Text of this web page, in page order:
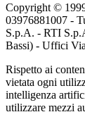
Copyright ©
03976881007 -
S.p.A. - RTI
Bassi) - Uffici
Rispetto ai
vietata ogni
intelligenza
utilizzare mezzi